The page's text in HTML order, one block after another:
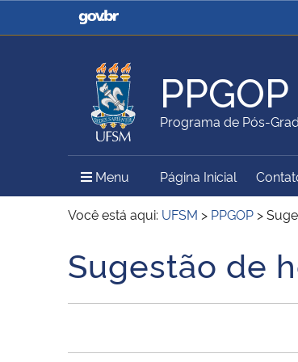
Casa Civil
Ministério da
Ministério da Agricultura,
Pecuária e Abastecimento
Ministério da
Ministério do Meio Ambiente Ministério do
Secretaria de Governo
Gabinete de
PPGOP
Programa de Pós-
Menu Menu Principal do Sítio
Página Inicial
Você está aqui: UFSM > PPGOP >
Início do conteúdo
Sugestão de